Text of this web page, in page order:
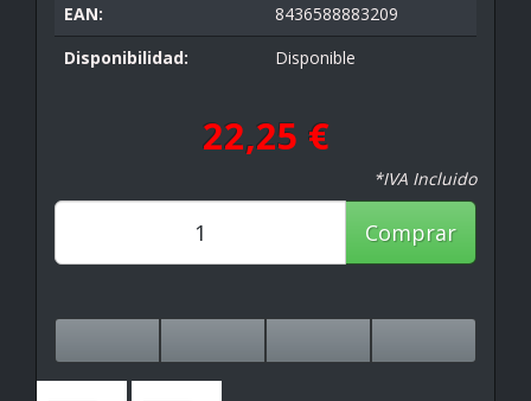
EAN:
8436588883209
Disponibilidad:
Disponible
22,25 €
*IVA Incluido
Comprar